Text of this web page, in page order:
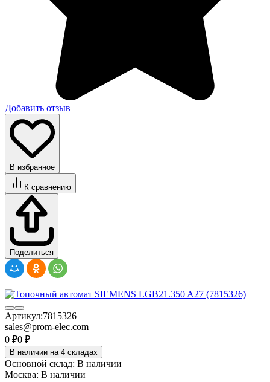
Добавить отзыв
В избранное
К сравнению
Поделиться
Артикул:7815326
sales@prom-elec.com
0 ₽0 ₽
В наличии на 4 складах
Основной склад: В наличии
Москва: В наличии